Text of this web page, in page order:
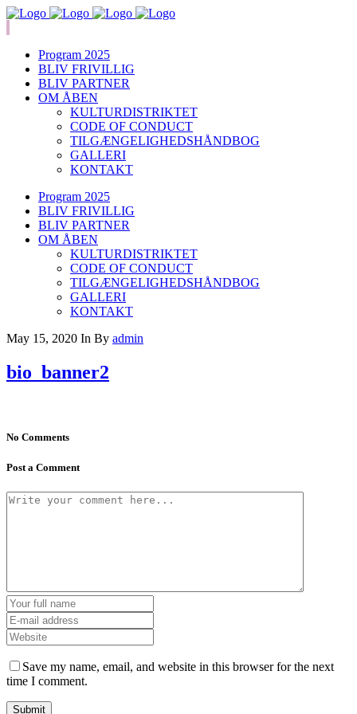
Program 2025
BLIV FRIVILLIG
BLIV PARTNER
OM ÅBEN
KULTURDISTRIKTET
CODE OF CONDUCT
TILGÆNGELIGHEDSHÅNDBOG
GALLERI
KONTAKT
Program 2025
BLIV FRIVILLIG
BLIV PARTNER
OM ÅBEN
KULTURDISTRIKTET
CODE OF CONDUCT
TILGÆNGELIGHEDSHÅNDBOG
GALLERI
KONTAKT
May 15, 2020 In By admin
bio_banner2
No Comments
Post a Comment
Save my name, email, and website in this browser for the next
time I comment.